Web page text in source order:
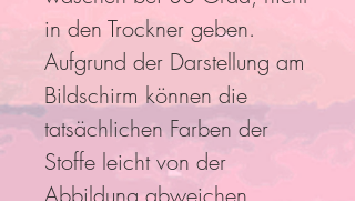
in den Trockner geben.
Aufgrund der Darstellung am
Bildschirm können die
tatsächlichen Farben der
Stoffe leicht von der
Abbildung abweichen.